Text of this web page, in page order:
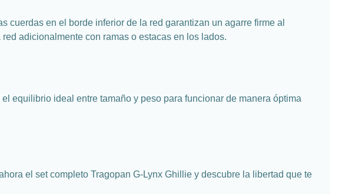
cuerdas en el borde inferior de la red garantizan un agarre firme al
adicionalmente con ramas o estacas en los lados.
equilibrio ideal entre tamaño y peso para funcionar de manera óptima
el set completo Tragopan G-Lynx Ghillie y descubre la libertad que te